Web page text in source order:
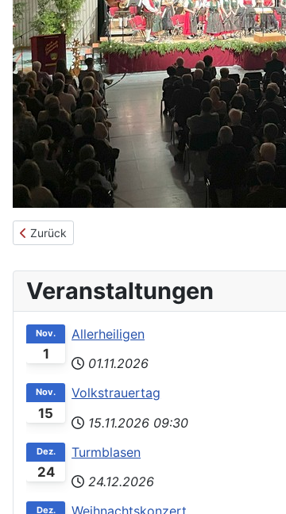
Vorheriger Beitrag: Weihnachtsmarkt in Bellenberg
Zurück
Veranstaltungen
1
Nov.
Allerheiligen
01.11.2026
15
Nov.
Volkstrauertag
15.11.2026 09:30
24
Dez.
Turmblasen
24.12.2026
Dez.